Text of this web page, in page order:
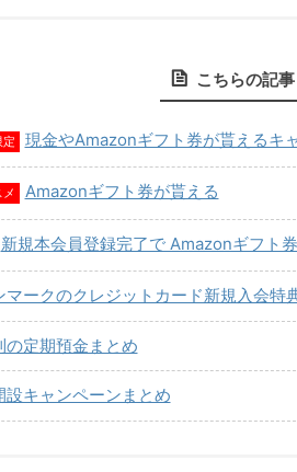
こちらの記
定 現金やAmazonギフト券が貰えるキ
Amazonギフト券が貰える
新規本会員登録完了で Amazonギフト
マークのクレジットカード新規入会特
の定期預金まとめ
設キャンペーンまとめ